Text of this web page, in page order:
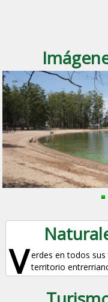
V erdes en todos
territorio